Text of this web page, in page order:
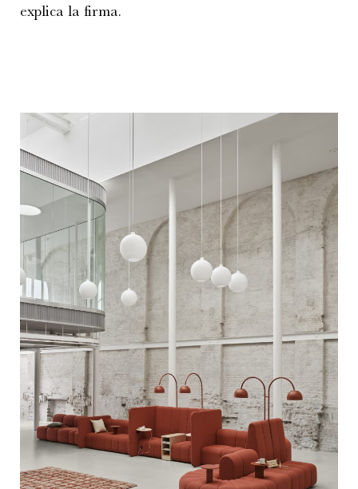
explica la firma.